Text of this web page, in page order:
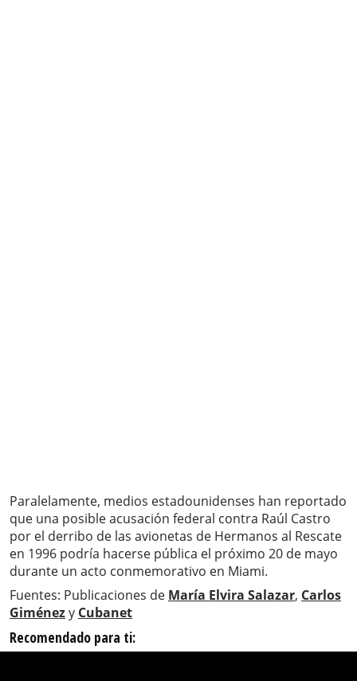
Paralelamente, medios estadounidenses han reportado
que una posible acusación federal contra Raúl Castro
por el derribo de las avionetas de Hermanos al Rescate
en 1996 podría hacerse pública el próximo 20 de mayo
durante un acto conmemorativo en Miami.
Fuentes: Publicaciones de María Elvira Salazar, Carlos
Giménezy Cubanet
Recomendado para ti: